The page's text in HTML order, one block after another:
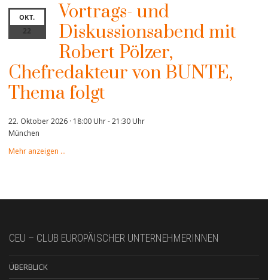
OKT.
22
Vortrags- und
Diskussionsabend mit
Robert Pölzer,
Chefredakteur von BUNTE,
Thema folgt
22. Oktober 2026 · 18:00 Uhr-21:30 Uhr
München
Mehr anzeigen …
CEU – CLUB EUROPÄISCHER UNTERNEHMERINNEN
ÜBERBLICK